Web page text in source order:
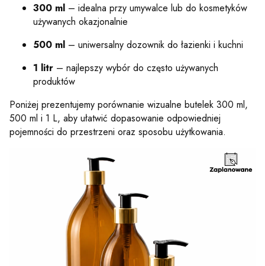
300 ml – idealna przy umywalce lub do kosmetyków
używanych okazjonalnie
500 ml – uniwersalny dozownik do łazienki i kuchni
1 litr – najlepszy wybór do często używanych
produktów
Poniżej prezentujemy porównanie wizualne butelek 300 ml,
500 ml i 1 L, aby ułatwić dopasowanie odpowiedniej
pojemności do przestrzeni oraz sposobu użytkowania.